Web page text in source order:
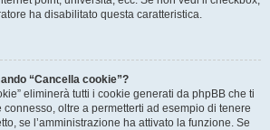
ha disabilitato questa caratteristica.
“Cancella cookie”?
eliminerà tutti i cookie generati da phpBB che ti
oltre a permetterti ad esempio di tenere
se l’amministrazione ha attivato la funzione. Se